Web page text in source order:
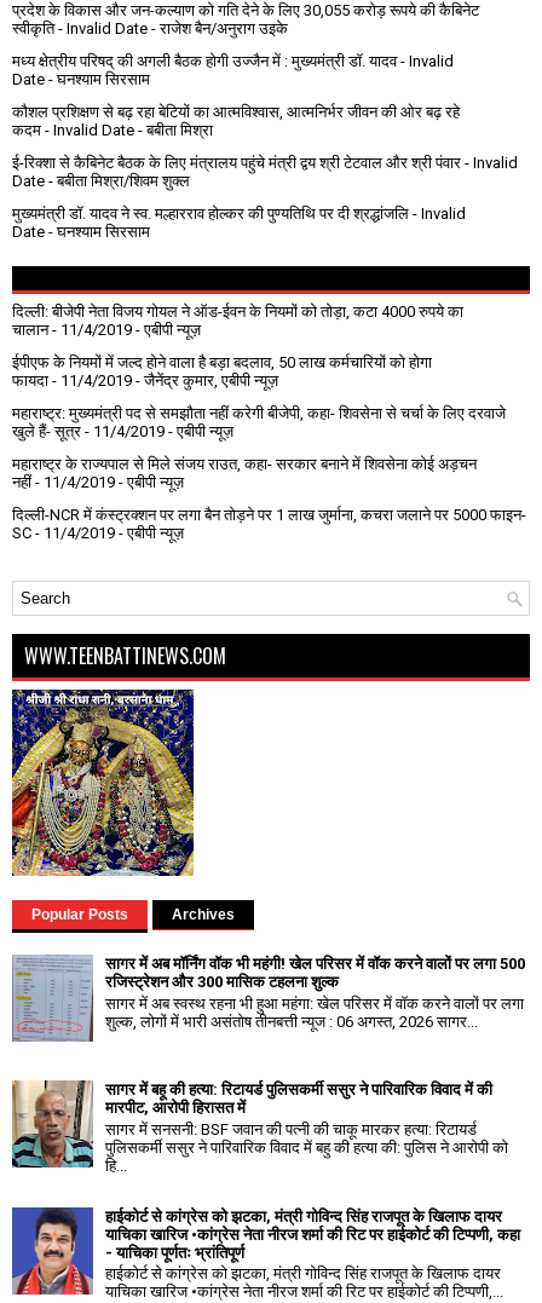
प्रदेश के विकास और जन-कल्याण को गति देने के लिए 30,055 करोड़ रूपये की कैबिनेट
स्वीकृति- Invalid Date - राजेश बैन/अनुराग उइके
मध्य क्षेत्रीय परिषद् की अगली बैठक होगी उज्जैन में : मुख्यमंत्री डॉ. यादव- Invalid
Date - घनश्याम सिरसाम
कौशल प्रशिक्षण से बढ़ रहा बेटियों का आत्मविश्वास, आत्मनिर्भर जीवन की ओर बढ़ रहे
कदम - Invalid Date - बबीता मिश्रा
ई-रिक्शा से कैबिनेट बैठक के लिए मंत्रालय पहुंचे मंत्री द्वय श्री टेटवाल और श्री पंवार - Invalid
Date - बबीता मिश्रा/शिवम शुक्ल
मुख्यमंत्री डॉ. यादव ने स्व. मल्हारराव होल्कर की पुण्यतिथि पर दी श्रद्धांजलि - Invalid
Date - घनश्याम सिरसाम
दिल्ली: बीजेपी नेता विजय गोयल ने ऑड-ईवन के नियमों को तोड़ा, कटा 4000 रुपये का
चालान- 11/4/2019 - एबीपी न्यूज़
ईपीएफ के नियमों में जल्द होने वाला है बड़ा बदलाव, 50 लाख कर्मचारियों को होगा
फायदा - 11/4/2019 - जैनेंद्र कुमार, एबीपी न्यूज़
महाराष्ट्र: मुख्यमंत्री पद से समझौता नहीं करेगी बीजेपी, कहा- शिवसेना से चर्चा के लिए दरवाजे
खुले हैं- सूत्र - 11/4/2019 - एबीपी न्यूज़
महाराष्ट्र के राज्यपाल से मिले संजय राउत, कहा- सरकार बनाने में शिवसेना कोई अड़चन
नहीं- 11/4/2019 - एबीपी न्यूज़
दिल्ली-NCR में कंस्ट्रक्शन पर लगा बैन तोड़ने पर 1 लाख जुर्माना, कचरा जलाने पर ₹5000 फाइन-
SC - 11/4/2019 - एबीपी न्यूज़
WWW.TEENBATTINEWS.COM
Popular Posts Archives
सागर में अब मॉर्निंग वॉक भी महंगी! खेल परिसर में वॉक करने वालों पर लगा ₹500
रजिस्ट्रेशन और ₹300 मासिक टहलना शुल्क
सागर में अब स्वस्थ रहना भी हुआ महंगा: खेल परिसर में वॉक करने वालों पर लगा
शुल्क, लोगों में भारी असंतोष तीनबत्ती न्यूज : 06 अगस्त, 2026 सागर...
सागर में बहू की हत्या: रिटायर्ड पुलिसकर्मी ससुर ने पारिवारिक विवाद में की
मारपीट, आरोपी हिरासत में
सागर में सनसनी: BSF जवान की पत्नी की चाकू मारकर हत्या: रिटायर्ड
पुलिसकर्मी ससुर ने पारिवारिक विवाद में बहु की हत्या की: पुलिस ने आरोपी को
हि...
हाईकोर्ट से कांग्रेस को झटका, मंत्री गोविन्द सिंह राजपूत के खिलाफ दायर
याचिका खारिज •कांग्रेस नेता नीरज शर्मा की रिट पर हाईकोर्ट की टिप्पणी, कहा
- याचिका पूर्णतः भ्रांतिपूर्ण
हाईकोर्ट से कांग्रेस को झटका, मंत्री गोविन्द सिंह राजपूत के खिलाफ दायर
याचिका खारिज •कांग्रेस नेता नीरज शर्मा की रिट पर हाईकोर्ट की टिप्पणी,...